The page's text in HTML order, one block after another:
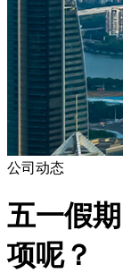
公司动态
五一假
项呢？